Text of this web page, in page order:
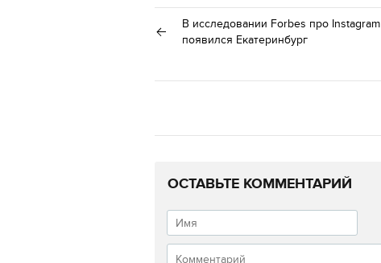
В исследовании Forbes про Instagram
появился Екатеринбург
ОСТАВЬТЕ КОММЕНТАРИЙ